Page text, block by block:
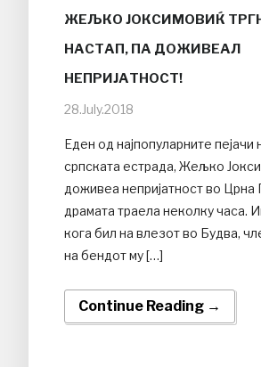
ЖЕЉКО ЈОКСИМОВИЌ
НАСТАП, ПА ДОЖИВЕАЛ
НЕПРИЈАТНОСТ!
28.July.2018
Еден од најпопуларните пејачи
српската естрада, Жељко
доживеа непријатност во Црна
драмата траела неколку часа.
кога бил на влезот во Будва,
на бендот му […]
Continue Reading →